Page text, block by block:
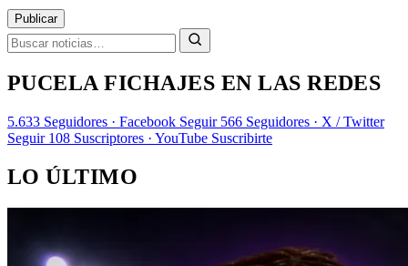
Publicar
PUCELA FICHAJES EN LAS REDES
5.633 Seguidores · Facebook Seguir 566 Seguidores · X / Twitter
Seguir 108 Suscriptores · YouTube Suscribirte
LO ÚLTIMO